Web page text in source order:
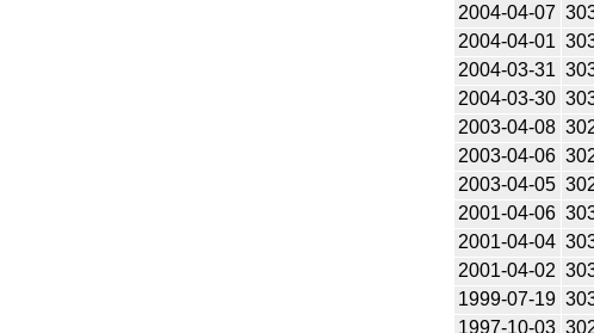
2004-04-07
2004-04-01
2004-03-31
2004-03-30
2003-04-08
2003-04-06
2003-04-05
2001-04-06
2001-04-04
2001-04-02
1999-07-19
1997-10-03